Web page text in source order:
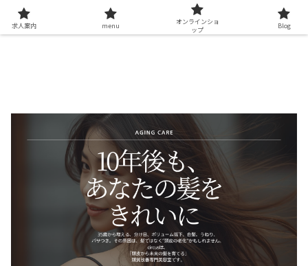
求人案内 menu
オンラインショ
ップ
Blog